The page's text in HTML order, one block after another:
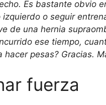
Es bastante obvio
o seguir
de una hernia
ese tiempo,
pesas? Gracias.
fuerza